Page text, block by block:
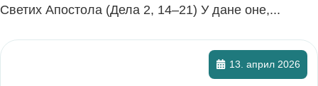
Светих Апостола (Дела 2, 14–21) У дане оне,...
13. април 2026